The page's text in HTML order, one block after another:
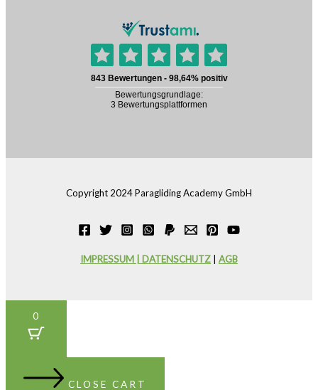
Copyright 2024 Paragliding Academy GmbH
IMPRESSUM | DATENSCHUTZ AGB
0
CLOSE CART